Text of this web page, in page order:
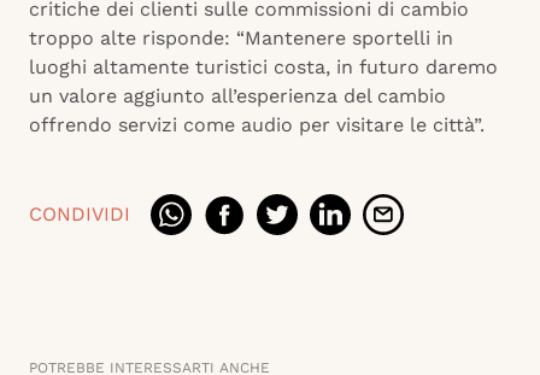
critiche dei clienti sulle commissioni di cambio
troppo alte risponde: “Mantenere sportelli in
luoghi altamente turistici costa, in futuro daremo
un valore aggiunto all’esperienza del cambio
offrendo servizi come audio per visitare le città”.
CONDIVIDI
POTREBBE INTERESSARTI ANCHE